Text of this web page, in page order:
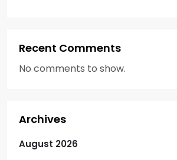
Recent Comments
No comments to show.
Archives
August 2026